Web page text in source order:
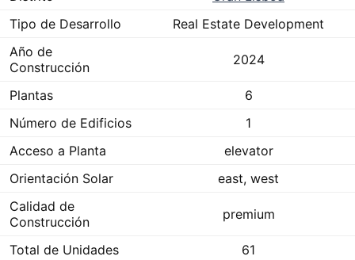
Tipo de Desarrollo
Real Estate Development
Año de
Construcción
2024
Plantas
6
Número de Edificios
1
Acceso a Planta
elevator
Orientación Solar
east, west
Calidad de
Construcción
premium
Total de Unidades
61